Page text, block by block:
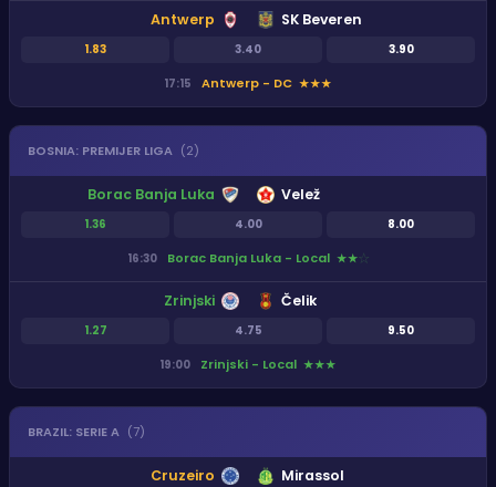
Antwerp
1.83 3.40 3.90
SK Beveren
17:15 Antwerp - DC ★★★
BOSNIA: PREMIJER LIGA (2)
Borac Banja Luka
1.36 4.00 8.00
Velež
16:30 Borac Banja Luka - Local ★★★
Zrinjski
1.27 4.75 9.50
Čelik
19:00 Zrinjski - Local ★★★
BRAZIL: SERIE A (7)
Cruzeiro Mirassol